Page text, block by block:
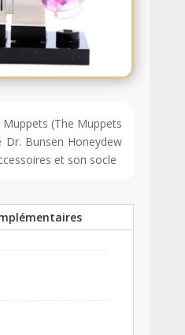
(The Muppets
Dr. Bunsen Honeydew
et son socle